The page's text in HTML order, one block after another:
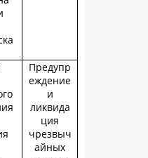
Предупр
еждение
и
ликвида
ция
чрезвыч
айных